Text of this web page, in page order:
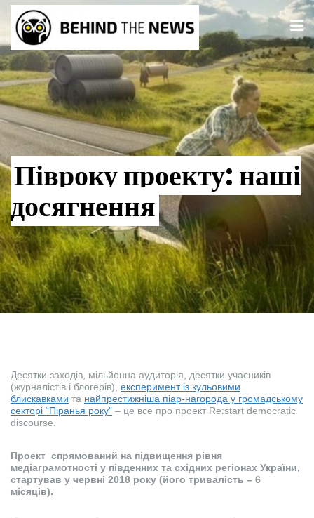
Півроку проекту: наші
досягнення
Десятки заходів, мільйонна аудиторія, десятки учасників
(журналістів і блогерів), експеримент із кульовими
блискавками та найпрестижніша піар-нагорода у громадському
секторі “Піранья року” – це все про проект Re:start democratic
discourse.
Проект спрямований на підвищення рівня
медіаграмотності у південних та східних регіонах України,
стартував у червні 2018 року (його тривалість – 6
місяців).